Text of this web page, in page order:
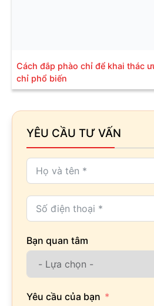
Cách đắp phào chỉ để khai thác
chỉ phổ biến
YÊU CẦU TƯ VẤN
Bạn quan tâm
Yêu cầu của bạn